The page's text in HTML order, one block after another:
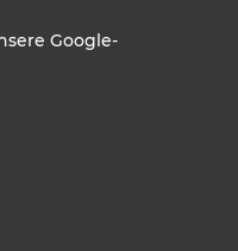
Google-